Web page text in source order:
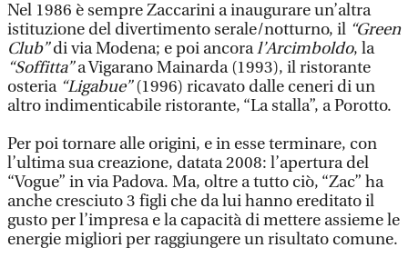
Nel 1986 è sempre Zaccarini a inaugurare un’altra
istituzione del divertimento serale/notturno, il “Green
Club”di via Modena; e poi ancoral’Arcimboldo, la
“Soffitta”a Vigarano Mainarda (1993), il ristorante
osteria “Ligabue” (1996) ricavato dalle ceneri di un
altro indimenticabile ristorante, “La stalla”, a Porotto.
Per poi tornare alle origini, e in esse terminare, con
l’ultima sua creazione, datata 2008: l’apertura del
“Vogue” in via Padova. Ma, oltre a tutto ciò, “Zac” ha
anche cresciuto 3 figli che da lui hanno ereditato il
gusto per l’impresa e la capacità di mettere assieme le
energie migliori per raggiungere un risultato comune.